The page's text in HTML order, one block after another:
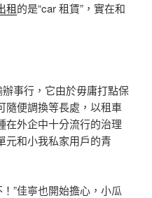
租的是“car 租賃”，實在和
事行，它由於毋庸打點保
隨便調換等長處，以租車
在外企中十分流行的治理
元和小我私家用戶的青
”佳寧也開始擔心，小瓜